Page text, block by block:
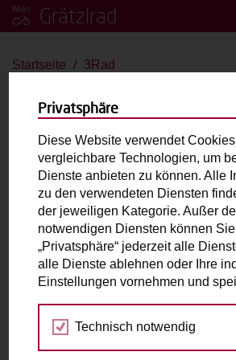
Grätzlrad
Startseite 3Rad
Nihola 4.0
bis 2 Kinder Große Last
Max. zulässiges Gesamtgewicht
Person):180kg
Laderaum:L: 106cm B: 62cm H: 50cm
Zubehör:Kindersitzbank / ggf. Helme
Schloss
Fahrradabholung & Rückgabe
Privatsphäre
Diese Website verwendet
vergleichbare Technologien, um
Dienste anbieten zu können. Alle
zu den verwendeten Diensten
der jeweiligen Kategorie. Außer
notwendigen Diensten können
„Privatsphäre“ jederzeit alle
alle Dienste ablehnen oder Ihre
Einstellungen vornehmen und
Technisch notwendig